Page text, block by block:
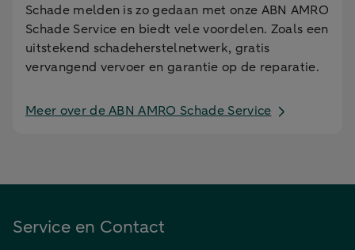
Schade melden is zo gedaan met onze ABN AMRO
Schade Service en biedt vele voordelen. Zoals een
uitstekend schadeherstelnetwerk, gratis
vervangend vervoer en garantie op de reparatie.
Meer over de ABN AMRO Schade Service
Service en Contact